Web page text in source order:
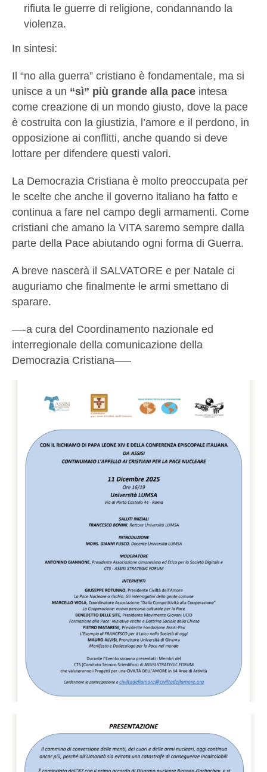
rifiuta le guerre di religione, condannando la
violenza.
In sintesi:
Il “no alla guerra” cristiano è fondamentale, ma si
unisce a un “sì” più grande alla pace intesa
come creazione di un mondo giusto, dove la pace
è costruita con la giustizia, l’amore e il perdono, in
opposizione ai conflitti, anche quando si deve
lottare per difendere questi valori.
La Democrazia Cristiana è molto preoccupata per
le scelte che anche il governo italiano ha fatto e
continua a fare nel campo degli armamenti. Come
cristiani che amano la VITA saremo sempre dalla
parte della Pace abiutando ogni forma di Guerra.
A breve nascerà il SALVATORE e per Natale ci
auguriamo che finalmente le armi smettano di
sparare.
—-a cura del Coordinamento nazionale ed
interregionale della comunicazione della
Democrazia Cristiana—–